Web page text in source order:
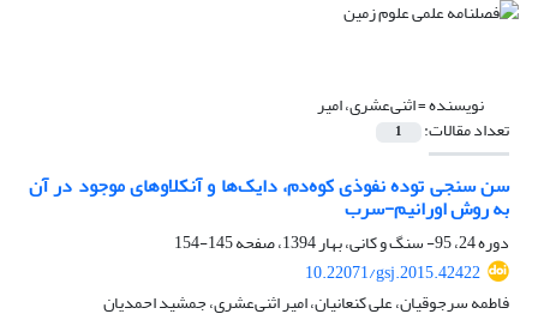
نویسنده =اثنی‌عشری، امیر
تعداد مقالات: 1
سن سنجی توده نفوذی کوه‌دم، دایک‌ها و آنکلاوهای موجود در آن
به روش اورانیم-سرب
دوره 24، 95- سنگ و کانی، بهار 1394، صفحه
145-154
10.22071/gsj.2015.42422
فاطمه سرجوقیان، علی کنعانیان، امیر اثنی‌عشری، جمشید احمدیان